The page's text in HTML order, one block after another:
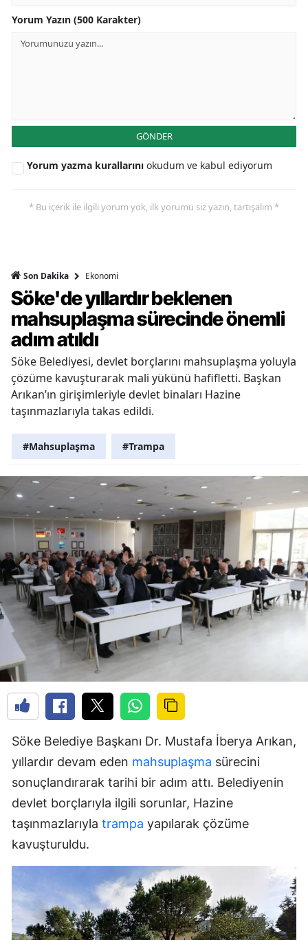
Yorum Yazın (500 Karakter)
GÖNDER
Yorum yazma kurallarını okudum ve kabul ediyorum
* Bu içerik ile ilgili yorum yok, ilk yorumu siz yazın, tartışalım *
Son Dakika Ekonomi
Söke'de yıllardır beklenen
mahsuplaşma sürecinde önemli
adım atıldı
Söke Belediyesi, devlet borçlarını mahsuplaşma yoluyla
çözüme kavuşturarak mali yükünü hafifletti. Başkan
Arıkan’ın girişimleriyle devlet binaları Hazine
taşınmazlarıyla takas edildi.
#Mahsuplaşma #Trampa
Söke Belediye Başkanı Dr. Mustafa İberya Arıkan,
yıllardır devam eden mahsuplaşma sürecini
sonuçlandırarak tarihi bir adım attı. Belediyenin
devlet borçlarıyla ilgili sorunlar, Hazine
taşınmazlarıyla trampa yapılarak çözüme
kavuşturuldu.